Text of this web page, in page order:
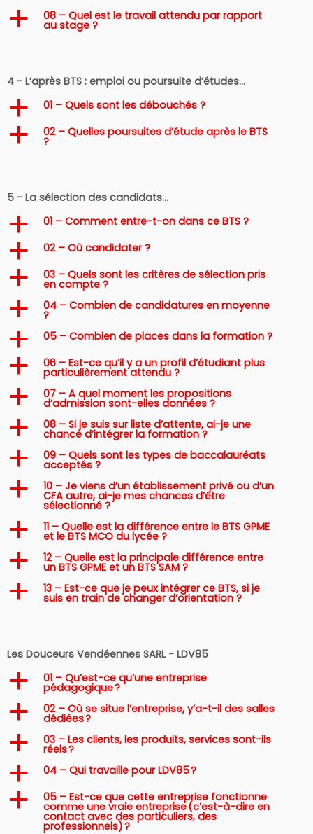
a 08 – Quel est le travail attendu par rapport
au stage ?
4 - L’après BTS : emploi ou poursuite d’études…
a 01 – Quels sont les débouchés ?
a 02 – Quelles poursuites d’étude après le BTS
?
5 - La sélection des candidats…
a 01 – Comment entre-t-on dans ce BTS ?
a 02 – Où candidater ?
a 03 – Quels sont les critères de sélection pris
en compte ?
a 04 – Combien de candidatures en moyenne
?
a 05 – Combien de places dans la formation ?
a 06 – Est-ce qu’il y a un profil d’étudiant plus
particulièrement attendu ?
a 07 – A quel moment les propositions
d’admission sont-elles données ?
a 08 – Si je suis sur liste d’attente, ai-je une
chance d’intégrer la formation ?
a 09 – Quels sont les types de baccalauréats
acceptés ?
a 10 – Je viens d’un établissement privé ou d’un
CFA autre, ai-je mes chances d’être
sélectionné ?
a 11 – Quelle est la différence entre le BTS GPME
et le BTS MCO du lycée ?
a 12 – Quelle est la principale différence entre
un BTS GPME et un BTS SAM ?
a 13 – Est-ce que je peux intégrer ce BTS, si je
suis en train de changer d’orientation ?
Les Douceurs Vendéennes SARL - LDV85
a 01 – Qu’est-ce qu’une entreprise
pédagogique ?
a 02 – Où se situe l’entreprise, y’a-t-il des salles
dédiées ?
a 03 – Les clients, les produits, services sont-ils
réels ?
a 04 – Qui travaille pour LDV85 ?
a 05 – Est-ce que cette entreprise fonctionne
comme une vraie entreprise (c’est-à-dire en
contact avec des particuliers, des
professionnels) ?